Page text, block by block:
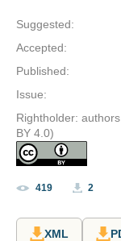
Suggested:
Accepted:
Published:
Issue:
Rightholder:
BY 4.0)
419 2
XML